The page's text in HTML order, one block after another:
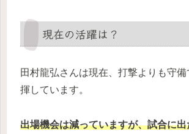
現在の活躍は？
田村龍弘さんは現在、打撃よりも守
揮しています。
出場機会は減っていますが、試合に